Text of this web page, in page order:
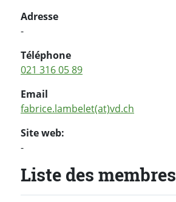
Adresse
-
Téléphone
021 316 05 89
Email
fabrice.lambelet(at)vd.ch
Site web:
-
Liste des membres